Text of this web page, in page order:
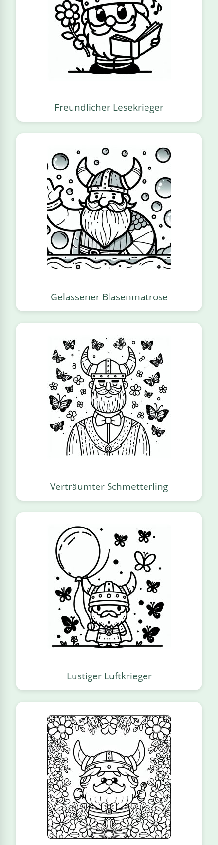
Freundlicher Lesekrieger
Gelassener Blasenmatrose
Verträumter Schmetterling
Lustiger Luftkrieger